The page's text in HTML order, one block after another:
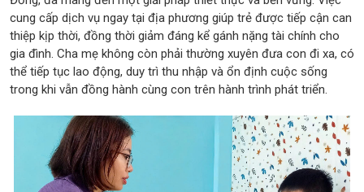
cung cấp dịch vụ ngay tại địa phương giúp trẻ được tiếp cận can
thiệp kịp thời, đồng thời giảm đáng kể gánh nặng tài chính cho
gia đình. Cha mẹ không còn phải thường xuyên đưa con đi xa, có
thể tiếp tục lao động, duy trì thu nhập và ổn định cuộc sống
trong khi vẫn đồng hành cùng con trên hành trình phát triển.